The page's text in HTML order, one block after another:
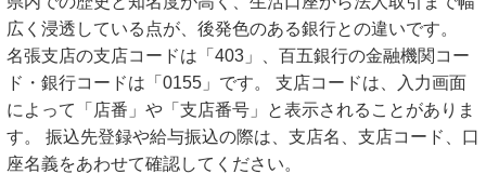
広く浸透している点が、後発色のある銀行との違いです。
名張支店の支店コードは「403」、百五銀行の金融機関コー
ド・銀行コードは「0155」です。 支店コードは、入力画面
によって「店番」や「支店番号」と表示されることがありま
す。 振込先登録や給与振込の際は、支店名、支店コード、口
座名義をあわせて確認してください。